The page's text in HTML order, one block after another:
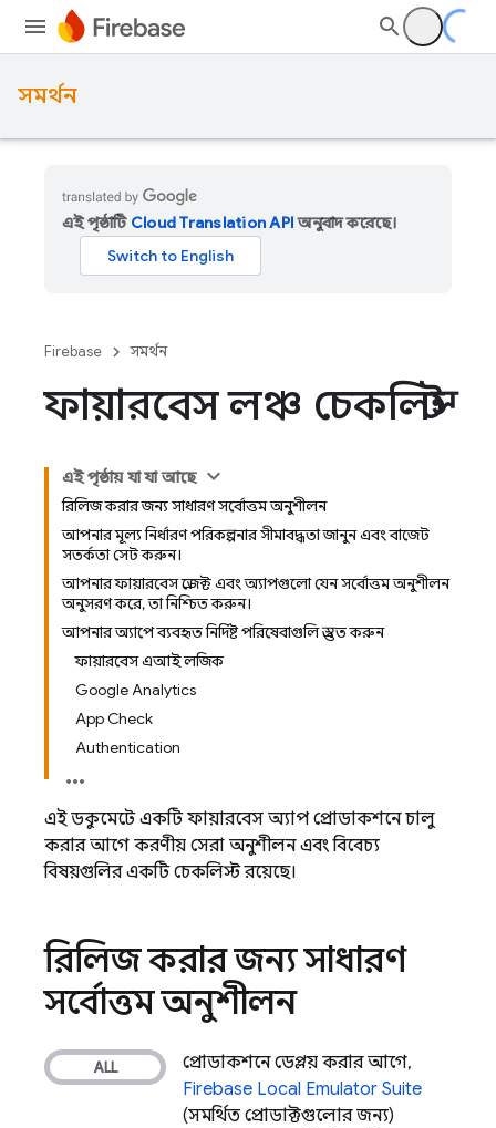
সমর্থন
এই পৃষ্ঠাটি Cloud Translation APIঅনুবাদ করেছে।
Firebase সমর্থন
ফায়ারবেস লঞ্চ চেকলিস্ট
এই পৃষ্ঠায় যা যা আছে
রিলিজ করার জন্য সাধারণ সর্বোত্তম অনুশীলন
আপনার মূল্য নির্ধারণ পরিকল্পনার সীমাবদ্ধতা জানুন এবং বাজেট
সতর্কতা সেট করুন।
আপনার ফায়ারবেস প্রজেক্ট এবং অ্যাপগুলো যেন সর্বোত্তম অনুশীলন
অনুসরণ করে, তা নিশ্চিত করুন।
আপনার অ্যাপে ব্যবহৃত নির্দিষ্ট পরিষেবাগুলি প্রস্তুত করুন
ফায়ারবেস এআই লজিক
Google Analytics
App Check
Authentication
এই ডকুমেন্টে একটি ফায়ারবেস অ্যাপ প্রোডাকশনে চালু
করার আগে করণীয় সেরা অনুশীলন এবং বিবেচ্য
বিষয়গুলির একটি চেকলিস্ট রয়েছে।
রিলিজ করার জন্য সাধারণ
সর্বোত্তম অনুশীলন
প্রোডাকশনে ডেপ্লয় করার আগে,
Firebase Local Emulator Suite
(সমর্থিত প্রোডাক্টগুলোর জন্য)